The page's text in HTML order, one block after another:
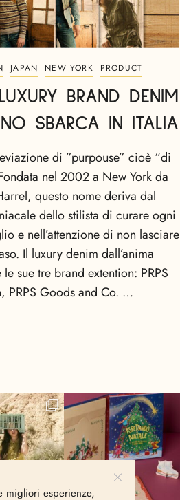
JAPAN NEW YORK PRODUCT
BRAND DENIM
SBARCA IN ITALIA
di ”purpouse” cioè “di
nel 2002 a New York da
questo nome deriva dal
dello stilista di curare ogni
e nell’attenzione di non lasciare
Il luxury denim dall’anima
sue tre brand extention: PRPS
PRPS Goods and Co. …
migliori esperienze,